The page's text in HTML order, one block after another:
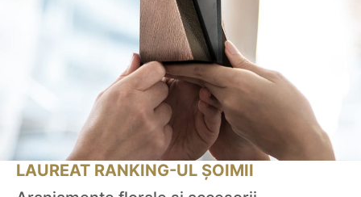
LAUREAT RANKING-UL ȘOIMII